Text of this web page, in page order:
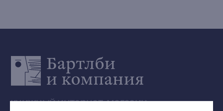
Контакты
+7 (921) 636-19-84
bartleby.sales@gmail.com
Мерч